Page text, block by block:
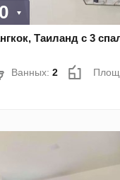
Таиланд с 3
Ванных:2